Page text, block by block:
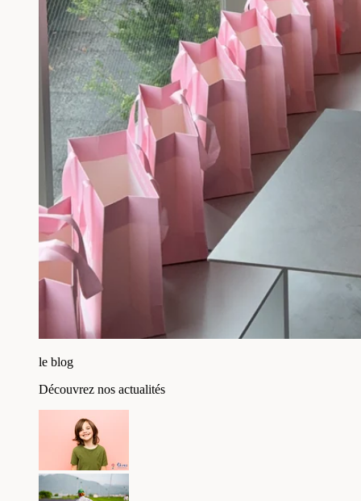
le blog
Découvrez nos actualités